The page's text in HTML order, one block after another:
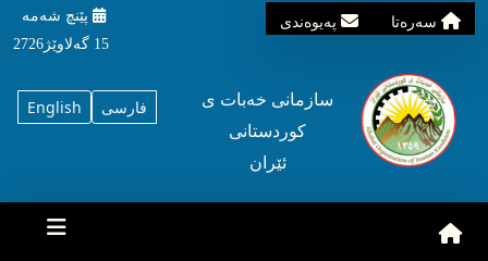
سه‌ره‌تا په‌یوه‌ندی
پێنچ شه‌مه‌
15 گه‌لاوێژ2726
English فارسی
سازمانی خه‌بات ی
کوردستانی
ئێران